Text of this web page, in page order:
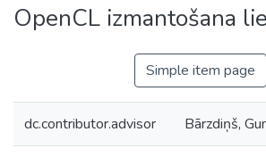
OpenCL izmantošana
Simple item page
dc.contributor.advisor Bārzdiņš,